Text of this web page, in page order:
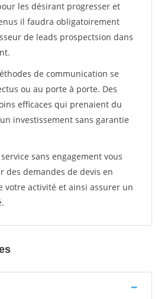
les désirant progresser et
il faudra obligatoirement
de leads prospectsion dans
de communication se
ou au porte à porte. Des
efficaces qui prenaient du
investissement sans garantie
sans engagement vous
des demandes de devis en
votre activité et ainsi assurer un